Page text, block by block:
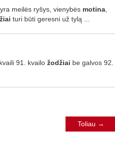
meilės ryšys, vienybės motina,
turi būti geresni už tylą ...
91. kvailo žodžiai be galvos 92.
Toliau →